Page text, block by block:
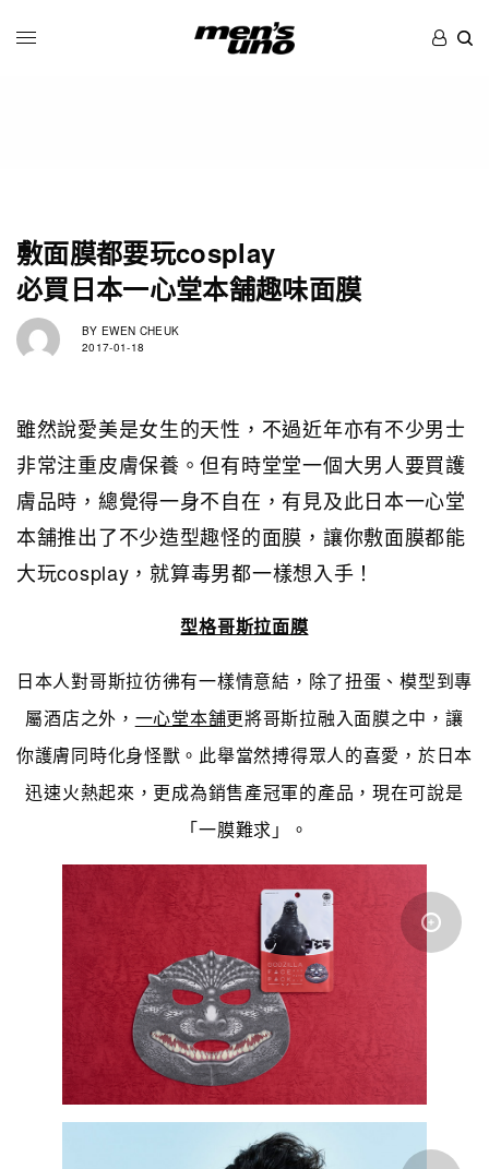
敷面膜都要玩cosplay
必買日本一心堂本舗趣味面膜
BY EWEN CHEUK
2017-01-18
雖然說愛美是女生的天性，不過近年亦有不少男士
非常注重皮膚保養。但有時堂堂一個大男人要買護
膚品時，總覺得一身不自在，有見及此日本一心堂
本舗推出了不少造型趣怪的面膜，讓你敷面膜都能
大玩cosplay，就算毒男都一樣想入手！
型格哥斯拉面膜
日本人對哥斯拉彷彿有一樣情意結，除了扭蛋、模型到專
屬酒店之外， 一心堂本舗更將哥斯拉融入面膜之中，讓
你護膚同時化身怪獸。此舉當然搏得眾人的喜愛，於日本
迅速火熱起來，更成為銷售產冠軍的產品，現在可說是
「一膜難求」。